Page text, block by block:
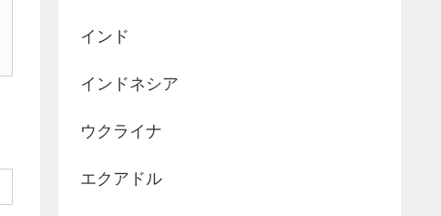
インド
インドネシア
ウクライナ
エクアドル